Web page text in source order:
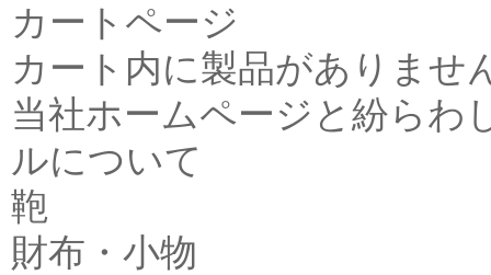
カートページ
カート内に製品がありませ
当社ホームページと紛らわ
ルについて
鞄
財布・小物